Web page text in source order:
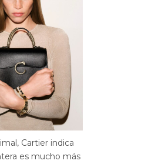
Cartier indica
es mucho más